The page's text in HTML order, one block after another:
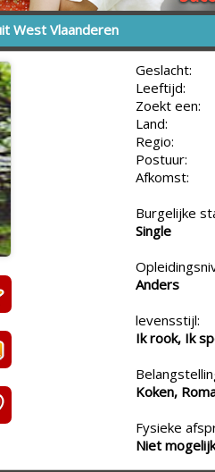
West Vlaanderen
Geslacht:
Leeftijd:
Zoekt een:
Land:
Regio:
Postuur:
Afkomst:
Burgelijke
Single
Anders
levensstijl:
Ik rook, Ik
Koken,
Fysieke
Niet mogelijk